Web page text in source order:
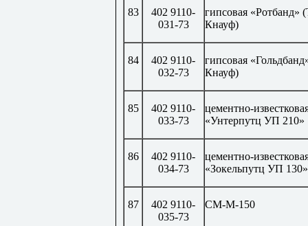
83
402 9110-
031-73
гипсовая
Кнауф)
84
402 9110-
032-73
гипсовая
Кнауф)
85
402 9110-
033-73
цементно-
«Унтерпутц УП 210»
86
402 9110-
034-73
цементно-
«Зокельпутц УП 130»
87
402 9110-
035-73
СМ-М-150